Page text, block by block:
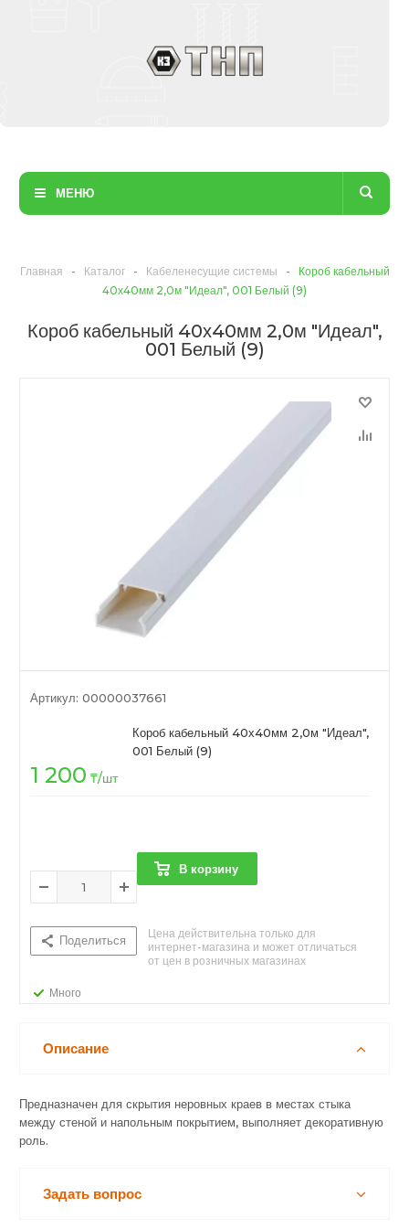
МЕНЮ
Главная - Каталог - Кабеленесущие системы -
Короб кабельный
40х40мм 2,0м "Идеал", 001 Белый (9)
Короб кабельный 40х40мм 2,0м "Идеал",
001 Белый (9)
Артикул: 00000037661
Короб кабельный 40х40мм 2,0м "Идеал",
001 Белый (9)
1 200 ₸/шт
Много
В корзину
Поделиться
Цена действительна только для
интернет-магазина и может отличаться
от цен в розничных магазинах
Описание
Предназначен для скрытия неровных краев в местах стыка
между стеной и напольным покрытием, выполняет декоративную
роль.
Задать вопрос